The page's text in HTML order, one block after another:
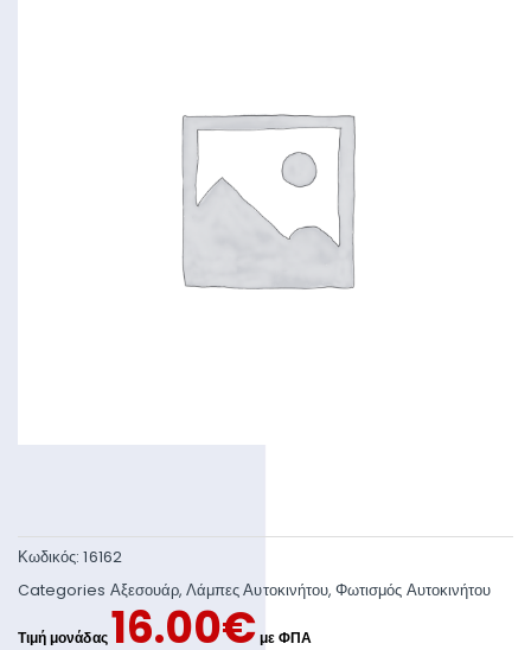
Κωδικός:16162
Categories Αξεσουάρ,Λάμπες Αυτοκινήτου,Φωτισμός Αυτοκινήτου
16.00€